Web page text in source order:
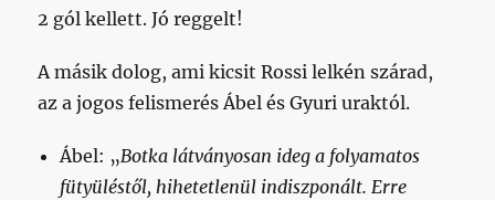
2 gól kellett. Jó reggelt!
A másik dolog, ami kicsit Rossi lelkén szárad,
az a jogos felismerés Ábel és Gyuri uraktól.
Ábel: „Botka látványosan ideg a folyamatos
fütyüléstől, hihetetlenül indiszponált. Erre